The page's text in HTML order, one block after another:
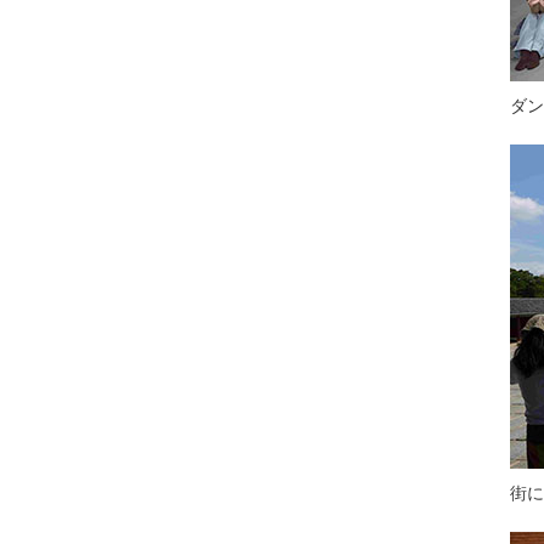
ダ
街